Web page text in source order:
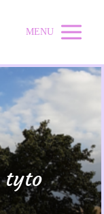
MENU
tyto